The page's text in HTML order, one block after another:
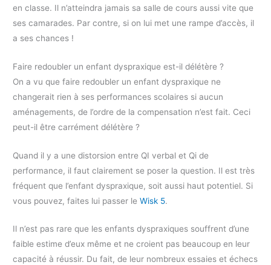
en classe. Il n’atteindra jamais sa salle de cours aussi vite que
ses camarades. Par contre, si on lui met une rampe d’accès, il
a ses chances !
Faire redoubler un enfant dyspraxique est-il délétère ?
On a vu que faire redoubler un enfant dyspraxique ne
changerait rien à ses performances scolaires si aucun
aménagements, de l’ordre de la compensation n’est fait. Ceci
peut-il être carrément délétère ?
Quand il y a une distorsion entre QI verbal et Qi de
performance, il faut clairement se poser la question. Il est très
fréquent que l’enfant dyspraxique, soit aussi haut potentiel. Si
vous pouvez, faites lui passer leWisk 5.
Il n’est pas rare que les enfants dyspraxiques souffrent d’une
faible estime d’eux même et ne croient pas beaucoup en leur
capacité à réussir. Du fait, de leur nombreux essaies et échecs